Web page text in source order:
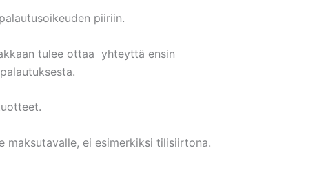
piiriin.
tulee ottaa yhteyttä ensin
maksutavalle, ei esimerkiksi tilisiirtona.